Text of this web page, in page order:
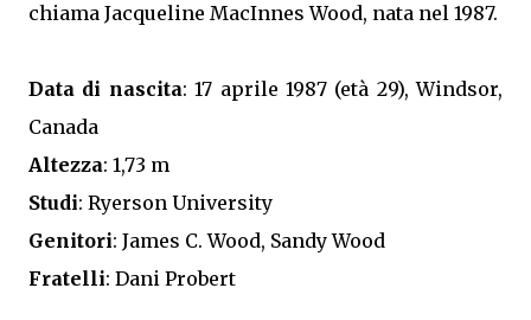
chiama Jacqueline MacInnes Wood, nata nel 1987.
Data di nascita: 17 aprile 1987 (età 29), Windsor,
Canada
Altezza: 1,73 m
Studi: Ryerson University
Genitori: James C. Wood, Sandy Wood
Fratelli: Dani Probert